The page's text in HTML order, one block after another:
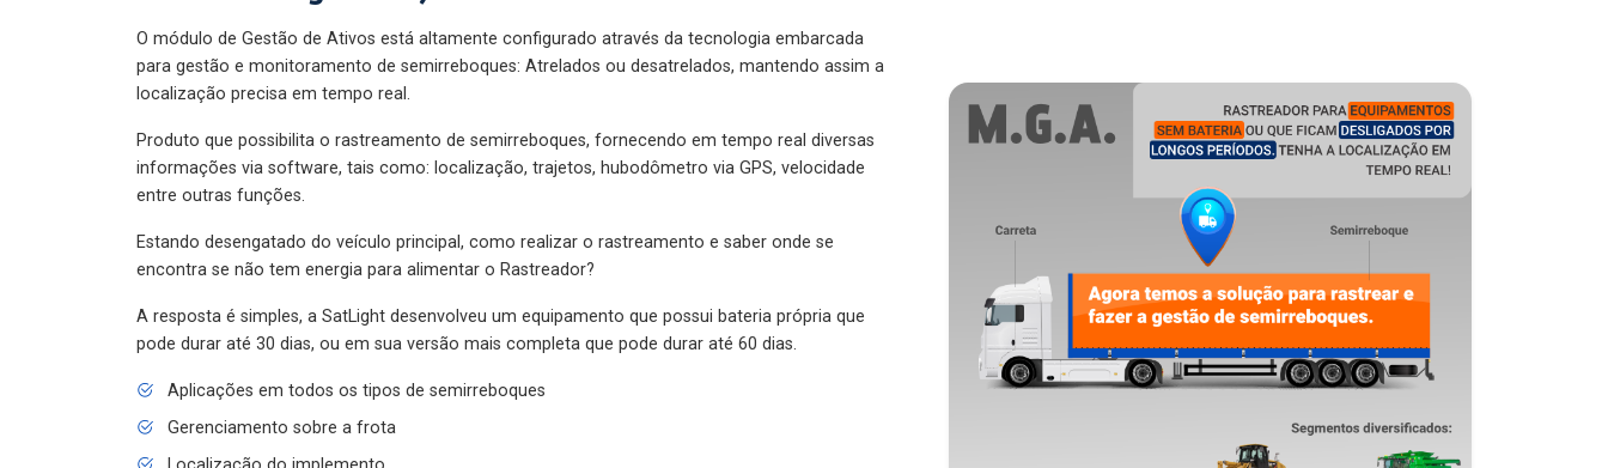
O módulo de Gestão de Ativos está altamente configurado através da tecnologia embarcada
para gestão e monitoramento de semirreboques: Atrelados ou desatrelados, mantendo assim a
localização precisa em tempo real.
Produto que possibilita o rastreamento de semirreboques, fornecendo em tempo real diversas
informações via software, tais como: localização, trajetos, hubodômetro via GPS, velocidade
entre outras funções.
Estando desengatado do veículo principal, como realizar o rastreamento e saber onde se
encontra se não tem energia para alimentar o Rastreador?
A resposta é simples, a SatLight desenvolveu um equipamento que possui bateria própria que
pode durar até 30 dias, ou em sua versão mais completa que pode durar até 60 dias.
Aplicações em todos os tipos de semirreboques
Gerenciamento sobre a frota
Localização do implemento